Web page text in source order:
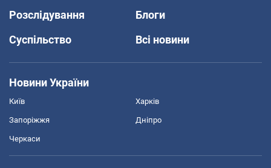
Розслідування
Блоги
Суспільство
Всі новини
Новини України
Київ Харків
Запоріжжя Дніпро
Черкаси